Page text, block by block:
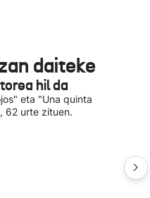
daiteke
hil da
eta "Una quinta
62 urte zituen.